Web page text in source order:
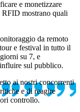
e monetizzare
RFID mostrano quali
da remoto
e festival in tutto il
su 7, e
sul pubblico.
ai nostri concorrenti
e di reagire
controllo.